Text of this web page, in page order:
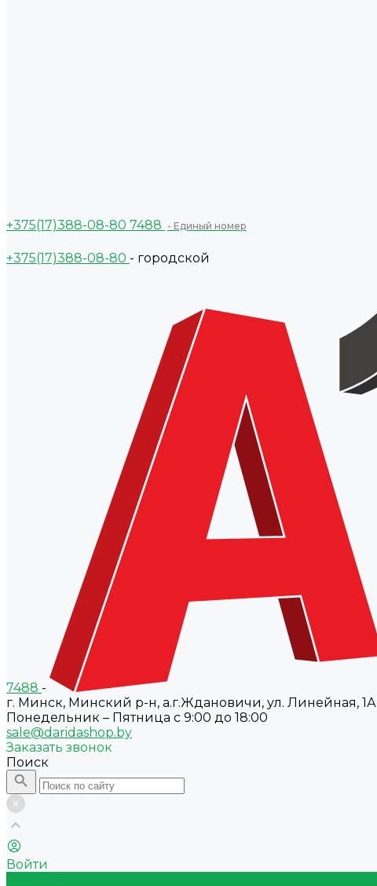
+375(17)388-08-80 7488 - Единый номер
+375(17)388-08-80 - городской
7488 -
г. Минск, Минский р-н, а.г.Ждановичи, ул. Линейная, 1А
Понедельник – Пятница с 9:00 до 18:00
sale@daridashop.by
Заказать звонок
Поиск
Войти